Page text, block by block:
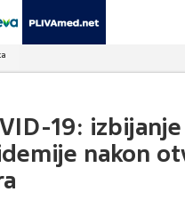
19: izbijanje
nakon